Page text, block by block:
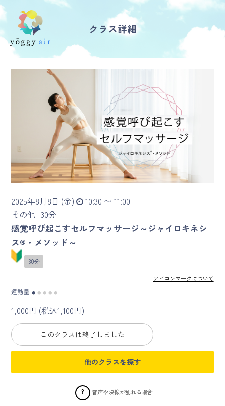
受講の流れ
料金について
インストラクター一覧
FAQ / お問い合わせ
yoggy store
yoggy mommy
マイページ
ログイン
会員規約について
クラス参加にあたっての同意書
特定商取引にかかわる表示
クラス詳細
2025年8月8日 (金)
10:30 〜 11:00
その他 | 30分
感覚呼び起こすセルフマッサージ～ジャイロキネシ
ス®・メソッド～
30分
アイコンマークについて
運動量 ● ● ● ● ●
1,000円 (税込1,100円)
このクラスは終了しました
他のクラスを探す
? 音声や映像が乱れる場合